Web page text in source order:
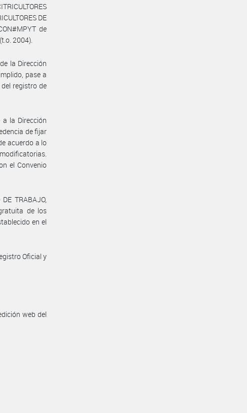
DE
de
2004).
la Dirección
pase a
registro de
a la Dirección
de fijar
acuerdo a lo
el Convenio
TRABAJO,
de los
en el
Oficial y
web del